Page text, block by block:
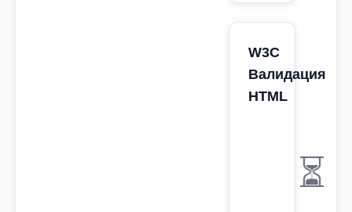
W3C
Валидация
HTML
⏳